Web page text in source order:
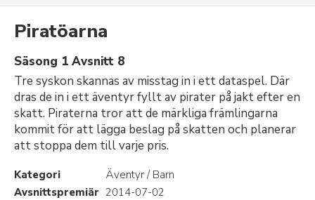
Piratöarna
Säsong 1 Avsnitt 8
Tre syskon skannas av misstag in i ett dataspel. Där
dras de in i ett äventyr fyllt av pirater på jakt efter en
skatt. Piraterna tror att de märkliga främlingarna
kommit för att lägga beslag på skatten och planerar
att stoppa dem till varje pris.
Kategori
Äventyr / Barn
Avsnittspremiär 2014-07-02